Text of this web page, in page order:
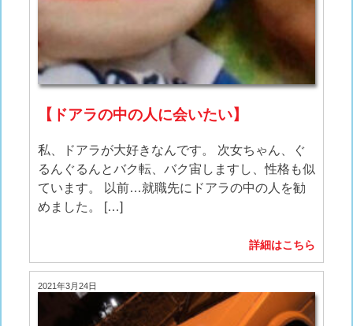
【ドアラの中の人に会いたい】
私、ドアラが大好きなんです。 次女ちゃん、ぐ
るんぐるんとバク転、バク宙しますし、性格も似
ています。 以前…就職先にドアラの中の人を勧
めました。 […]
詳細はこちら
2021年3月24日